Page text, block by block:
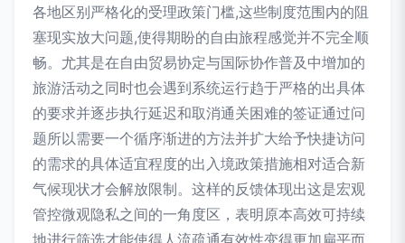
各地区别严格化的受理政策门槛,这些制度范围内的阻
塞现实放大问题,使得期盼的自由旅程感觉并不完全顺
畅。尤其是在自由贸易协定与国际协作普及中增加的
旅游活动之同时也会遇到系统运行趋于严格的出具体
的要求并逐步执行延迟和取消通关困难的签证通过问
题所以需要一个循序渐进的方法并扩大给予快捷访问
的需求的具体适宜程度的出入境政策措施相对适合新
气候现状才会解放限制。这样的反馈体现出这是宏观
管控微观隐私之间的一角度区，表明原本高效可持续
地进行筛选才能使得人流疏通有效性变得更加扁平而